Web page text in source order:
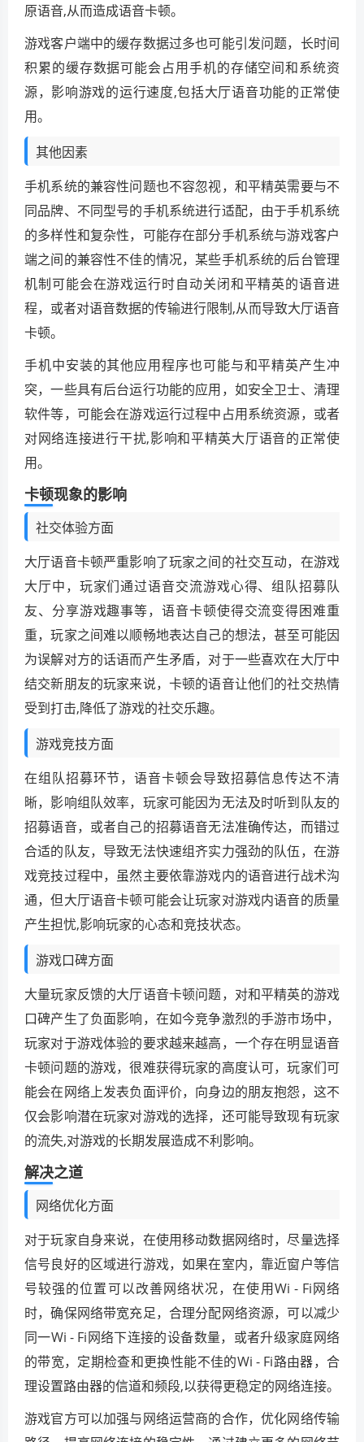
原语音,从而造成语音卡顿。
游戏客户端中的缓存数据过多也可能引发问题，长时间
积累的缓存数据可能会占用手机的存储空间和系统资
源，影响游戏的运行速度,包括大厅语音功能的正常使
用。
其他因素
手机系统的兼容性问题也不容忽视，和平精英需要与不
同品牌、不同型号的手机系统进行适配，由于手机系统
的多样性和复杂性，可能存在部分手机系统与游戏客户
端之间的兼容性不佳的情况，某些手机系统的后台管理
机制可能会在游戏运行时自动关闭和平精英的语音进
程，或者对语音数据的传输进行限制,从而导致大厅语音
卡顿。
手机中安装的其他应用程序也可能与和平精英产生冲
突，一些具有后台运行功能的应用，如安全卫士、清理
软件等，可能会在游戏运行过程中占用系统资源，或者
对网络连接进行干扰,影响和平精英大厅语音的正常使
用。
卡顿现象的影响
社交体验方面
大厅语音卡顿严重影响了玩家之间的社交互动，在游戏
大厅中，玩家们通过语音交流游戏心得、组队招募队
友、分享游戏趣事等，语音卡顿使得交流变得困难重
重，玩家之间难以顺畅地表达自己的想法，甚至可能因
为误解对方的话语而产生矛盾，对于一些喜欢在大厅中
结交新朋友的玩家来说，卡顿的语音让他们的社交热情
受到打击,降低了游戏的社交乐趣。
游戏竞技方面
在组队招募环节，语音卡顿会导致招募信息传达不清
晰，影响组队效率，玩家可能因为无法及时听到队友的
招募语音，或者自己的招募语音无法准确传达，而错过
合适的队友，导致无法快速组齐实力强劲的队伍，在游
戏竞技过程中，虽然主要依靠游戏内的语音进行战术沟
通，但大厅语音卡顿可能会让玩家对游戏内语音的质量
产生担忧,影响玩家的心态和竞技状态。
游戏口碑方面
大量玩家反馈的大厅语音卡顿问题，对和平精英的游戏
口碑产生了负面影响，在如今竞争激烈的手游市场中，
玩家对于游戏体验的要求越来越高，一个存在明显语音
卡顿问题的游戏，很难获得玩家的高度认可，玩家们可
能会在网络上发表负面评价，向身边的朋友抱怨，这不
仅会影响潜在玩家对游戏的选择，还可能导致现有玩家
的流失,对游戏的长期发展造成不利影响。
解决之道
网络优化方面
对于玩家自身来说，在使用移动数据网络时，尽量选择
信号良好的区域进行游戏，如果在室内，靠近窗户等信
号较强的位置可以改善网络状况，在使用Wi - Fi网络
时，确保网络带宽充足，合理分配网络资源，可以减少
同一Wi - Fi网络下连接的设备数量，或者升级家庭网络
的带宽，定期检查和更换性能不佳的Wi - Fi路由器，合
理设置路由器的信道和频段,以获得更稳定的网络连接。
游戏官方可以加强与网络运营商的合作，优化网络传输